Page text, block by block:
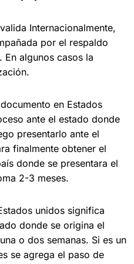
Internacionalmente,
por el respaldo
algunos casos la
en Estados
ante el estado donde
presentarlo ante el
finalmente obtener el
donde se presentara el
2-3 meses.
unidos significa
donde se origina el
o dos semanas. Si es un
se agrega el paso de